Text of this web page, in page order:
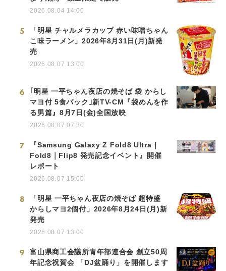
2026.08.04 14:00
5
「明星 チャルメラカップ 赤い味噌ちゃん
こ味ラーメン」2026年8月31日(月)新発
売
2026.08.07 13:00
6
｢明星 一平ちゃん夜店の焼そば 袋 からし
マヨ付 5食パック｣新TV-CM『袋めんを作
る男篇』8月7日(金)全国放映
2026.08.07 07:30
7
『Samsung Galaxy Z Fold8 Ultra｜
Fold8｜Flip8 発売記念イベント』開催
レポート
2026.08.07 15:00
8
「明星 一平ちゃん夜店の焼そば 超特盛
からしマヨ2個付」2026年8月24日(月)新
発売
2026.08.07 13:00
9
富山県商工会議所青年部連合会 創立50周
年記念祝賀会 「DJ盆踊り」を開催します